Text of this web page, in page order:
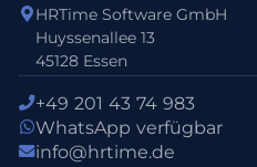
HRTime Software GmbH
Huyssenallee 13
45128 Essen
+49 201 43 74 983
WhatsApp verfügbar
info@hrtime.de